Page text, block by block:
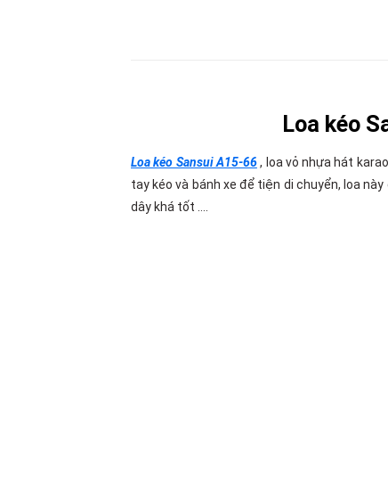
Loa kéo
Loa kéo Sansui A15-66, loa vỏ nhựa hát
tay kéo và bánh xe để tiện di chuyển, loa
dây khá tốt ….